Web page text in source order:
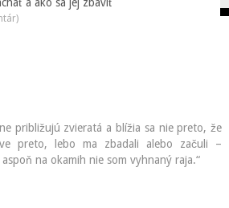
približujú zvieratá a blížia sa nie preto, že
preto, lebo ma zbadali alebo začuli –
na okamih nie som vyhnaný raja.“